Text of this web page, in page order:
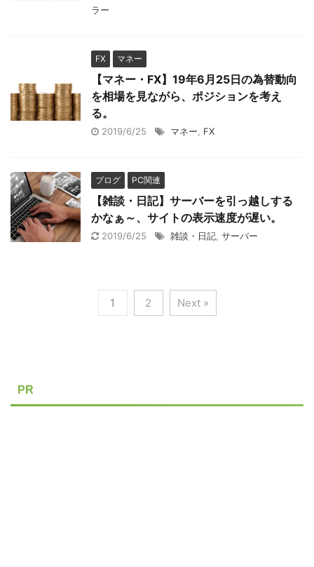
ラー
FX マネー
【マネー・FX】19年6月25日の為替動向
を相場を見ながら、ポジションを考え
る。
2019/6/25 マネー FX
ブログ PC関連
【雑談・日記】サーバーを引っ越しする
かなぁ～、サイトの表示速度が遅い。
2019/6/25 雑談・日記 サーバー
1 2 Next »
PR